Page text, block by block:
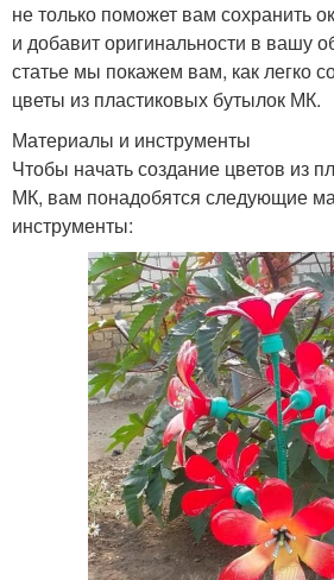
не только поможет вам сохранить
и добавит оригинальности в вашу
статье мы покажем вам, как легко
цветы из пластиковых бутылок МК.
Материалы и инструменты
Чтобы начать создание цветов из
МК, вам понадобятся следующие
инструменты: